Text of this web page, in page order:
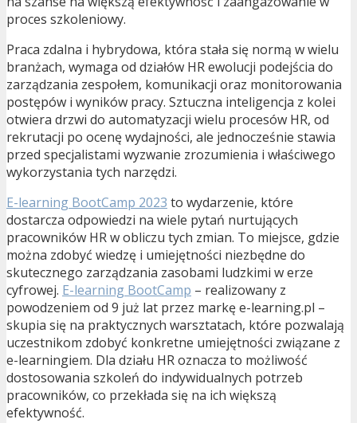
proces szkoleniowy.
Praca zdalna i hybrydowa, która stała się normą w wielu
branżach, wymaga od działów HR ewolucji podejścia do
zarządzania zespołem, komunikacji oraz monitorowania
postępów i wyników pracy. Sztuczna inteligencja z kolei
otwiera drzwi do automatyzacji wielu procesów HR, od
rekrutacji po ocenę wydajności, ale jednocześnie stawia
przed specjalistami wyzwanie zrozumienia i właściwego
wykorzystania tych narzędzi.
E-learning BootCamp 2023 to wydarzenie, które
dostarcza odpowiedzi na wiele pytań nurtujących
pracowników HR w obliczu tych zmian. To miejsce, gdzie
można zdobyć wiedzę i umiejętności niezbędne do
skutecznego zarządzania zasobami ludzkimi w erze
cyfrowej. E-learning BootCamp – realizowany z
powodzeniem od 9 już lat przez markę e-learning.pl –
skupia się na praktycznych warsztatach, które pozwalają
uczestnikom zdobyć konkretne umiejętności związane z
e-learningiem. Dla działu HR oznacza to możliwość
dostosowania szkoleń do indywidualnych potrzeb
pracowników, co przekłada się na ich większą
efektywność.